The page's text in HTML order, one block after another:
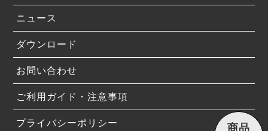
ニュース
ダウンロード
お問い合わせ
ご利用ガイド・注意事項
プライバシーポリシー 商品